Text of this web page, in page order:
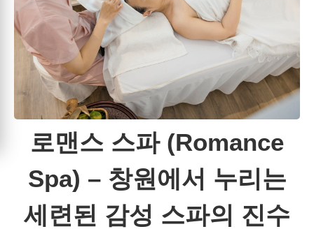
로맨스 스파 (Romance
Spa) – 창원에서 누리는
세련된 감성 스파의 진수